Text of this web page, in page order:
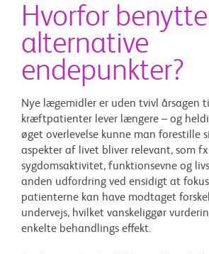
Hvorfor benytte
alternative
endepunkter?
Nye lægemidler er uden tvivl årsagen
kræftpatienter lever længere – og
øget overlevelse kunne man forestille
aspekter af livet bliver relevant, som
sygdomsaktivitet, funktionsevne og
anden udfordring ved ensidigt at
patienterne kan have modtaget
undervejs, hvilket vanskeliggør
enkelte behandlings effekt.